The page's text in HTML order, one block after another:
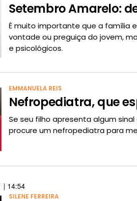
Setembro Amarelo:
É muito importante que a família
vontade ou preguiça do jovem,
e psicológicos.
EMMANUELA REIS
Nefropediatra, que
Se seu filho apresenta algum
procure um nefropediatra para
| 14:54
SILENE FERREIRA